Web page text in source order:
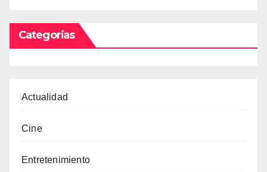
Categorías
Actualidad
Cine
Entretenimiento